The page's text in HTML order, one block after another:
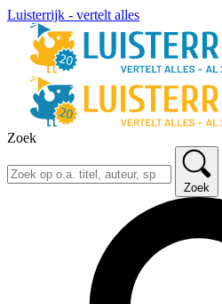
Luisterrijk - vertelt alles
Zoek
Zoek